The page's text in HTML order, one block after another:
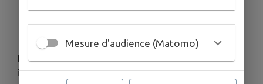
de sécurité sur le réseau électrique.
En cas de doute, ne communiquez aucune
information et mettez fin à l’échange.
Mesure d'audience (Matomo)